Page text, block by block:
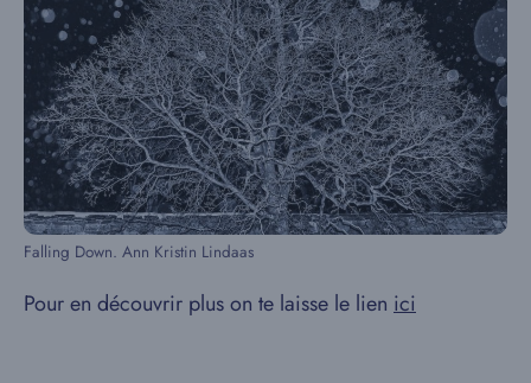
Falling Down. Ann Kristin Lindaas
Pour en découvrir plus on te laisse le lien ici